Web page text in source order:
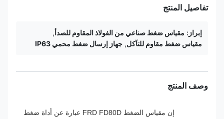
تفاصيل المنتج
مقياس ضغط صناعي من الفولاذ المقاوم للصدأ ,
مقياس ضغط مقاوم للتآكل,جهاز إرسال ضغط محمي IP63
وصف المنتج
إن مقياس الضغط FRD FD80D عبارة عن أداة ضغط